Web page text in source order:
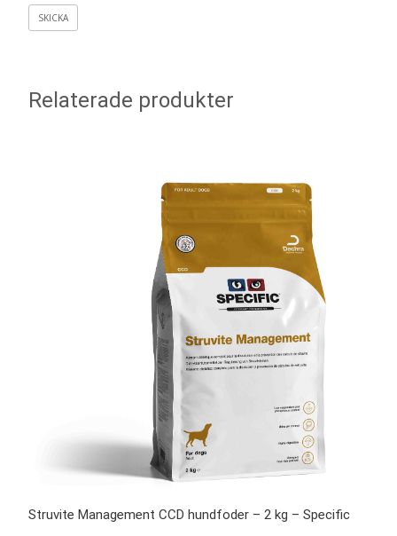
Relaterade produkter
Struvite Management CCD hundfoder – 2 kg – Specific